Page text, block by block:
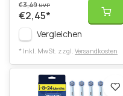
€3,49UVP
€2,45*
Vergleichen
* Inkl. MwSt. zzgl. Versandkosten